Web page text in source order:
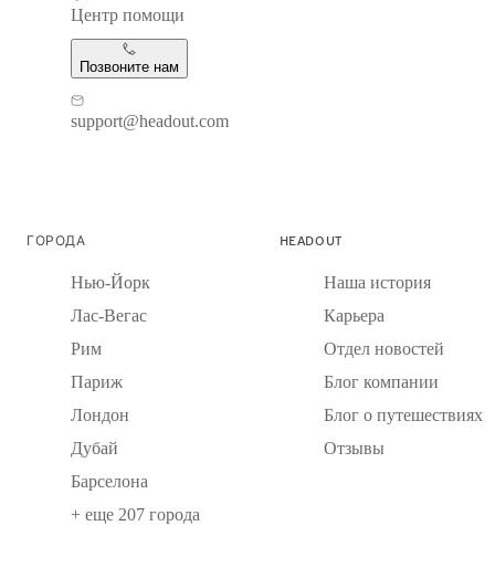
Центр помощи
Позвоните нам
support@headout.com
ГОРОДА
Нью-Йорк
Лас-Вегас
Рим
Париж
Лондон
Дубай
Барселона
+ еще 207 города
HEADOUT
Наша история
Карьера
Отдел новостей
Блог компании
Блог о путешествиях
Отзывы